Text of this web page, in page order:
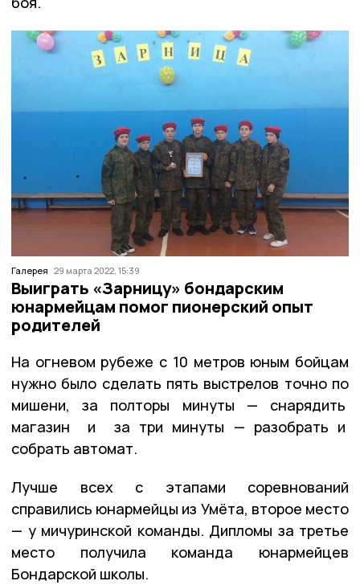
Галерея 29 марта 2022, 15:39
Выиграть «Зарницу» бондарским
юнармейцам помог пионерский опыт
родителей
На огневом рубеже с 10 метров юным бойцам
нужно было сделать пять выстрелов точно по
мишени, за полторы минуты — снарядить
магазин и за три минуты — разобрать и
собрать автомат.
Лучше всех с этапами соревнований
справились юнармейцы из Умёта, второе место
— у мичуринской команды. Дипломы за третье
место получила команда юнармейцев
Бондарской школы.